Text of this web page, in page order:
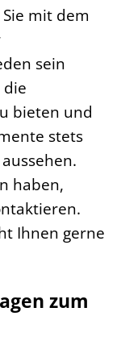
mit dem
sein
die
bieten und
stets
haben,
Ihnen gerne
zum